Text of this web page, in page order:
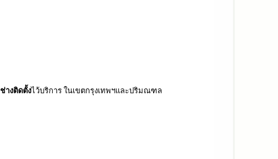
ช่างติดตั้งไว้บริการ ในเขตกรุงเทพฯและปริมณฑล